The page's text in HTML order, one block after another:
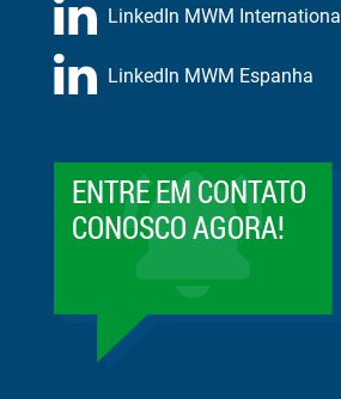
LinkedIn MWM International
LinkedIn MWM Espanha
ENTRE EM CONTATO
CONOSCO AGORA!